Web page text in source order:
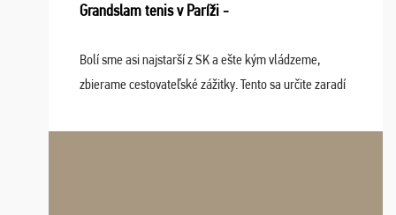
Grandslam tenis v Paríži -
Bolí sme asi najstarší z SK a ešte kým vládzeme,
zbierame cestovateľské zážitky. Tento sa určite zaradí
osudu - pohodový šefík Meďo, dobrá parti ...